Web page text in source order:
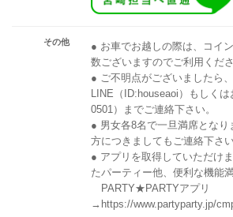
その他
● お車でお越しの際は、コイ
数ございますのでご利用くださ
● ご不明点がございましたら、
LINE（ID:houseaoi）もしくは
0501）までご連絡下さい。
● 男女各8名で一旦満席となり
方につきましてもご連絡下さい
● アプリを取得していただけ
たパーティー他、便利な機能満
PARTY★PARTYアプリ
→https://www.partyparty.jp/